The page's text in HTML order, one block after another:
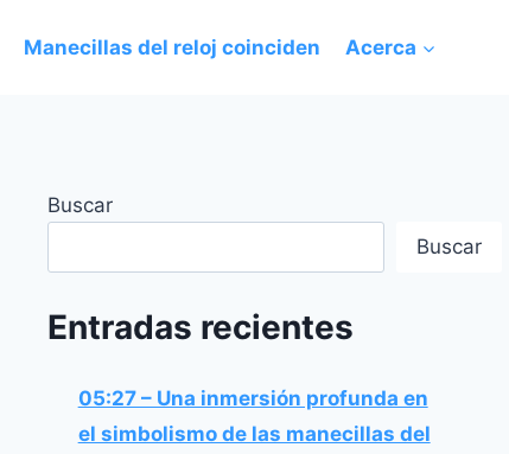
Manecillas del reloj coinciden Acerca
Buscar
Buscar
Entradas recientes
05:27 – Una inmersión profunda en
el simbolismo de las manecillas del